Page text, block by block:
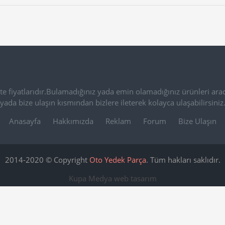
yada emin olamadığınız ürünleri
yada bize ulaşın kısmından bizlere ileterek kolayca ulaşabilirsiniz.
Anasayfa
Hakkımızda Reklam Forum Bize Ulaşın
2014-2020 © Copyright Oto Yedek Parça. Tüm hakları saklıdır.
Kupa Medya web tasarım